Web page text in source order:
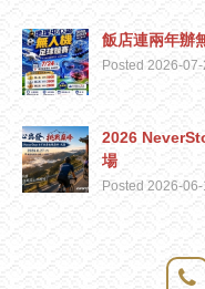
飯店連兩年辦
Posted 2026-07-
2026
場
Posted 2026-06-